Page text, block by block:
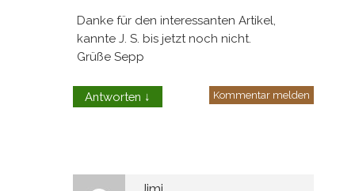
Danke für den interessanten Artikel,
kannte J. S. bis jetzt noch nicht.
Grüße Sepp
Antworten ↓ Kommentar melden